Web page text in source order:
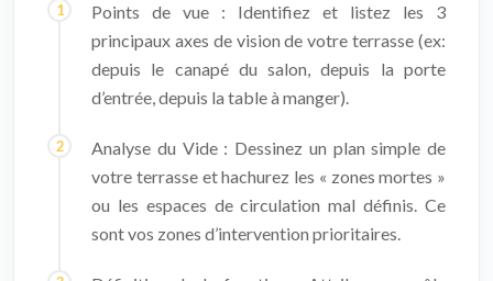
Points de vue : Identifiez et listez les 3
principaux axes de vision de votre terrasse (ex:
depuis le canapé du salon, depuis la porte
d’entrée, depuis la table à manger).
Analyse du Vide : Dessinez un plan simple de
votre terrasse et hachurez les « zones mortes »
ou les espaces de circulation mal définis. Ce
sont vos zones d’intervention prioritaires.